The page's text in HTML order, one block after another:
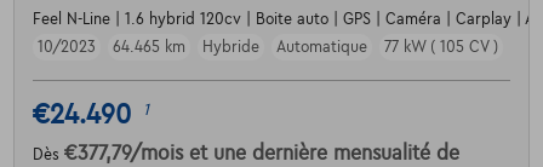
Feel N-Line | 1.6 hybrid 120cv | Boite auto | GPS | Caméra | Carplay |
10/2023
64.465 km Hybride Automatique 77 kW ( 105 CV )
€24.490 1
Dès €377,79/mois et une dernière mensualité de